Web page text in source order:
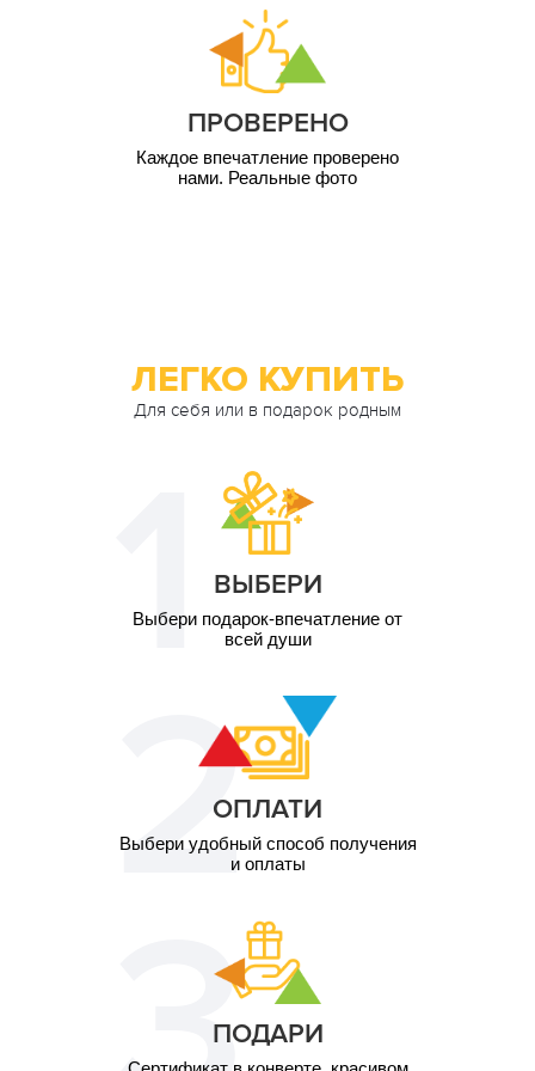
грн
5 000
грн
10 000
грн
ПРОВЕРЕНО
Каждое впечатление проверено
нами. Реальные фото
ЛЕГКО КУПИТЬ
Для себя или в подарок родным
ВЫБЕРИ
Выбери подарок-впечатление от
всей души
ОПЛАТИ
Выбери удобный способ получения
и оплаты
ПОДАРИ